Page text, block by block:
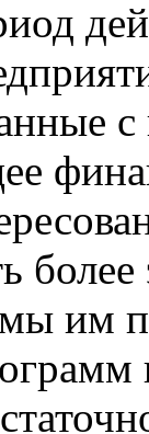
более
им